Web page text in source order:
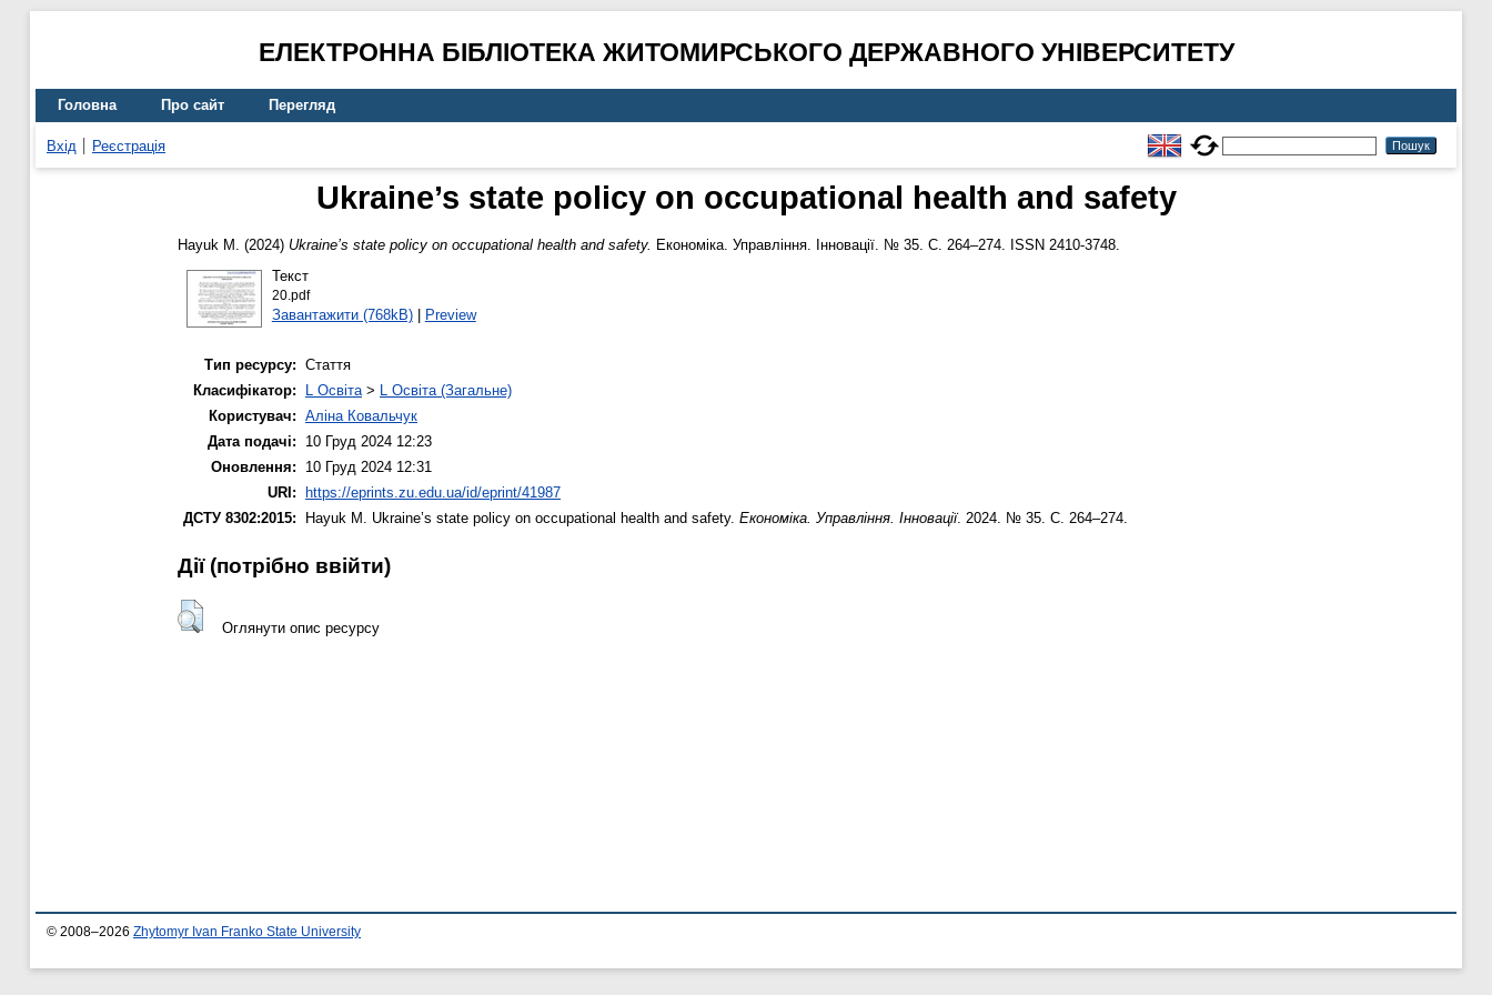
ЕЛЕКТРОННА БІБЛІОТЕКА ЖИТОМИРСЬКОГО ДЕРЖАВНОГО УНІВЕРСИТЕТУ
Головна Про сайт Перегляд
Вхід Реєстрація
Ukraine’s state policy on occupational health and safety
Hayuk M. (2024) Ukraine’s state policy on occupational health and safety. Економіка. Управління. Інновації. № 35. С. 264–274. ISSN 2410-3748.
Текст
20.pdf
Завантажити (768kB)| Preview
Тип ресурсу: Стаття
Класифікатор:
L Освіта> L Освіта (Загальне)
Користувач: Аліна Ковальчук
Дата подачі:
10 Груд 2024 12:23
Оновлення:
10 Груд 2024 12:31
URI:
https://eprints.zu.edu.ua/id/eprint/41987
ДСТУ 8302:2015:
Hayuk M. Ukraine’s state policy on occupational health and safety. Економіка. Управління. Інновації. 2024. № 35. С. 264–274.
Дії ​​(потрібно ввійти)
Оглянути опис ресурсу
© 2008–2026 Zhytomyr Ivan Franko State University